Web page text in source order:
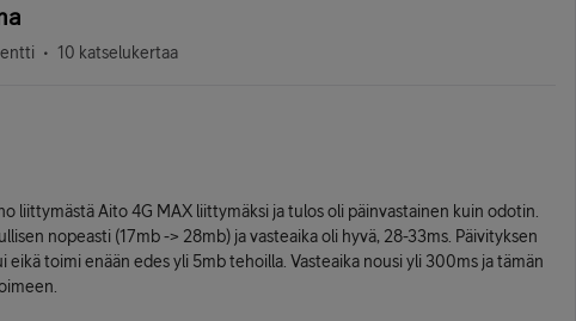
10 katselukertaa
liittymästä Aito 4G MAX liittymäksi ja tulos oli päinvastainen kuin odotin.
nopeasti (17mb -> 28mb) ja vasteaika oli hyvä, 28-33ms. Päivityksen
eikä toimi enään edes yli 5mb tehoilla. Vasteaika nousi yli 300ms ja tämän